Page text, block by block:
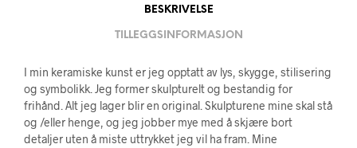
BESKRIVELSE
TILLEGGSINFORMASJON
I min keramiske kunst er jeg opptatt av lys, skygge, stilisering
og symbolikk. Jeg former skulpturelt og bestandig for
frihånd. Alt jeg lager blir en original. Skulpturene mine skal stå
og /eller henge, og jeg jobber mye med å skjære bort
detaljer uten å miste uttrykket jeg vil ha fram. Mine